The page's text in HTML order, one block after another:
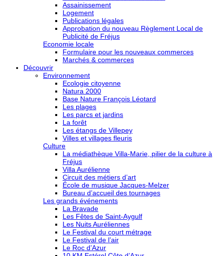
Assainissement
Logement
Publications légales
Approbation du nouveau Règlement Local de
Publicité de Fréjus
Economie locale
Formulaire pour les nouveaux commerces
Marchés & commerces
Découvrir
Environnement
Ecologie citoyenne
Natura 2000
Base Nature François Léotard
Les plages
Les parcs et jardins
La forêt
Les étangs de Villepey
Villes et villages fleuris
Culture
La médiathèque Villa-Marie, pilier de la culture à
Fréjus
Villa Aurélienne
Circuit des métiers d’art
École de musique Jacques-Melzer
Bureau d’accueil des tournages
Les grands événements
La Bravade
Les Fêtes de Saint-Aygulf
Les Nuits Auréliennes
Le Festival du court métrage
Le Festival de l’air
Le Roc d’Azur